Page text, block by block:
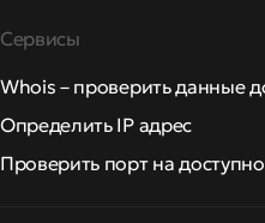
Сервисы
Whois – проверить данные
Определить IP адрес
Проверить порт на